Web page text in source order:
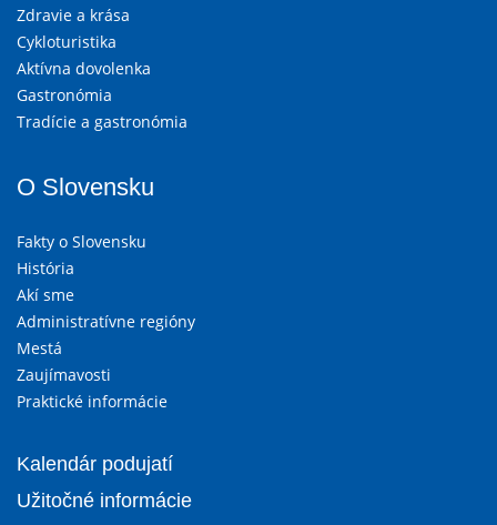
Zdravie a krása
Cykloturistika
Aktívna dovolenka
Gastronómia
Tradície a gastronómia
O Slovensku
Fakty o Slovensku
História
Akí sme
Administratívne regióny
Mestá
Zaujímavosti
Praktické informácie
Kalendár podujatí
Užitočné informácie